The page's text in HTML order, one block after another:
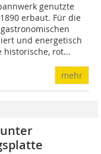
genutzte
erbaut. Für die
und energetisch
rot...
mehr